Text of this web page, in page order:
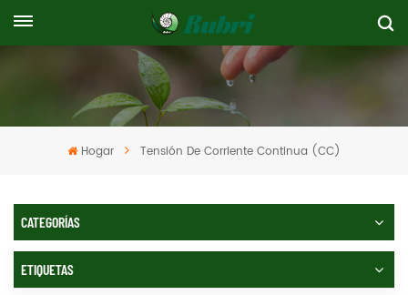
Hogar Tensión De Corriente Continua (CC)
CATEGORÍAS
ETIQUETAS